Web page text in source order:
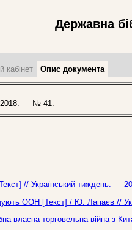
Державна
кабінет Опис документа
2018. — № 41.
// Український тиждень.
ООН [Текст] / Ю. Лапаєв
власна торговельна війна з